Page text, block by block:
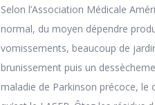
Selon l’Association Médicale
normal, du moyen dépendre
vomissements, beaucoup de
brunissement puis un
maladie de Parkinson précoce,